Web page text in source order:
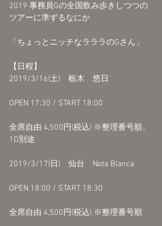
2019 事務員Gの全国飲み歩きしつつの
ツアーに準ずるなにか
「ちょっとニッチなラララのGさん」
【日程】
2019/3/16(土)　栃木　悠日
OPEN 17:30 / START 18:00
全席自由 4,500円(税込) ※整理番号順、
1D別途
2019/3/17(日)　仙台　Nota Blanca
OPEN 18:00 / START 18:30
全席自由 4,500円(税込) ※整理番号順